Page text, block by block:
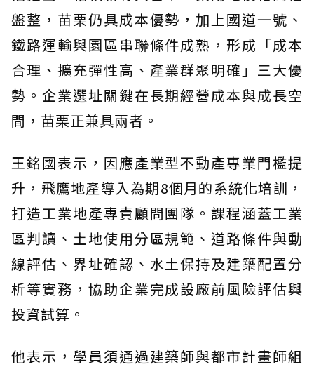
盤整，苗栗仍具成本優勢，加上國道一號、
鐵路運輸與園區串聯條件成熟，形成「成本
合理、擴充彈性高、產業群聚明確」三大優
勢。企業選址關鍵在長期經營成本與成長空
間，苗栗正兼具兩者。
王銘國表示，因應產業型不動產專業門檻提
升，飛鷹地產導入為期8個月的系統化培訓，
打造工業地產專責顧問團隊。課程涵蓋工業
區判讀、土地使用分區規範、道路條件與動
線評估、界址確認、水土保持及建築配置分
析等實務，協助企業完成設廠前風險評估與
投資試算。
他表示，學員須通過建築師與都市計畫師組